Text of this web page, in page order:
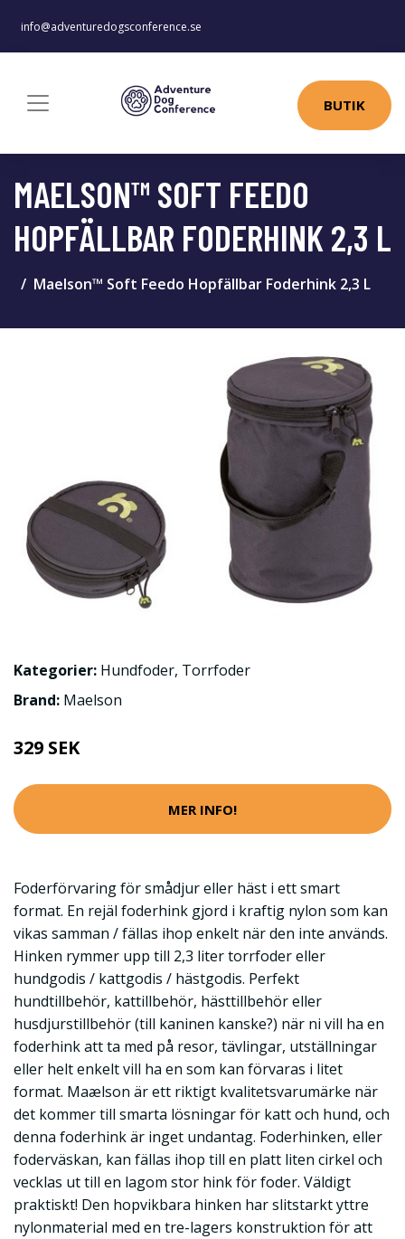
info@adventuredogsconference.se
BUTIK
MAELSON™ SOFT FEEDO
HOPFÄLLBAR FODERHINK 2,3 L
Maelson™ Soft Feedo Hopfällbar Foderhink 2,3 L
Kategorier: Hundfoder, Torrfoder
Brand: Maelson
329 SEK
MER INFO!
Foderförvaring för smådjur eller häst i ett smart
format. En rejäl foderhink gjord i kraftig nylon som kan
vikas samman / fällas ihop enkelt när den inte används.
Hinken rymmer upp till 2,3 liter torrfoder eller
hundgodis / kattgodis / hästgodis. Perfekt
hundtillbehör, kattillbehör, hästtillbehör eller
husdjurstillbehör (till kaninen kanske?) när ni vill ha en
foderhink att ta med på resor, tävlingar, utställningar
eller helt enkelt vill ha en som kan förvaras i litet
format. Maælson är ett riktigt kvalitetsvarumärke när
det kommer till smarta lösningar för katt och hund, och
denna foderhink är inget undantag. Foderhinken, eller
foderväskan, kan fällas ihop till en platt liten cirkel och
vecklas ut till en lagom stor hink för foder. Väldigt
praktiskt! Den hopvikbara hinken har slitstarkt yttre
nylonmaterial med en tre-lagers konstruktion för att